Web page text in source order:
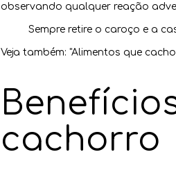
observando qualquer reação
Sempre retire o caroço e a
Veja também: "Alimentos que
cachorro